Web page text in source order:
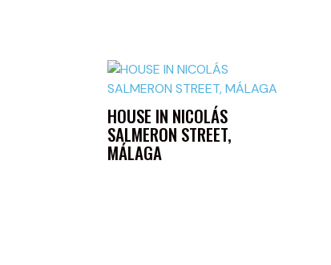
HOUSE IN NICOLÁS
SALMERON STREET,
MÁLAGA